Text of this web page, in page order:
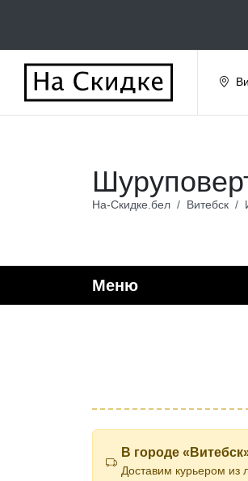
На-Скидке.бел Витебск
Меню
В городе
Доставим курьером из